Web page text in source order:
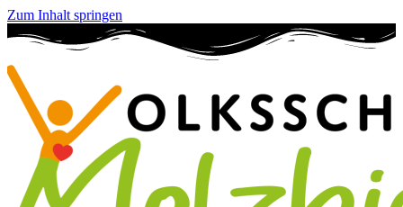
Zum Inhalt springen